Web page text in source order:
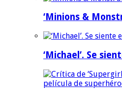
‘Minions &
‘Michael’. Se